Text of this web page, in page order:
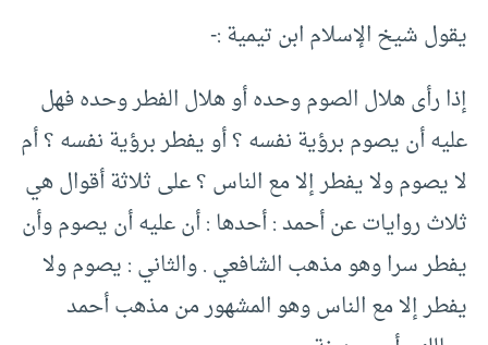
يقول شيخ الإسلام ابن تيمية :-
إذا رأى هلال الصوم وحده أو هلال الفطر وحده فهل
عليه أن يصوم برؤية نفسه ؟ أو يفطر برؤية نفسه ؟ أم
لا يصوم ولا يفطر إلا مع الناس ؟ على ثلاثة أقوال هي
ثلاث روايات عن أحمد : أحدها : أن عليه أن يصوم وأن
يفطر سرا وهو مذهب الشافعي . والثاني : يصوم ولا
يفطر إلا مع الناس وهو المشهور من مذهب أحمد